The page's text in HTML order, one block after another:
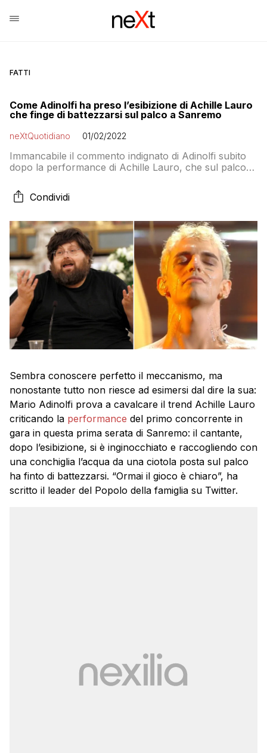
FATTI
Come Adinolfi ha preso l’esibizione di Achille Lauro
che finge di battezzarsi sul palco a Sanremo
neXtQuotidiano 01/02/2022
Immancabile il commento indignato di Adinolfi subito
dopo la performance di Achille Lauro, che sul palco
aver cantato la sua canzone “Domenica”
Condividi
Sembra conoscere perfetto il meccanismo, ma
nonostante tutto non riesce ad esimersi dal dire la sua:
Mario Adinolfi prova a cavalcare il trend Achille Lauro
criticando la performance del primo concorrente in
gara in questa prima serata di Sanremo: il cantante,
dopo l’esibizione, si è inginocchiato e raccogliendo con
una conchiglia l’acqua da una ciotola posta sul palco
ha finto di battezzarsi. “Ormai il gioco è chiaro”, ha
scritto il leader del Popolo della famiglia su Twitter.